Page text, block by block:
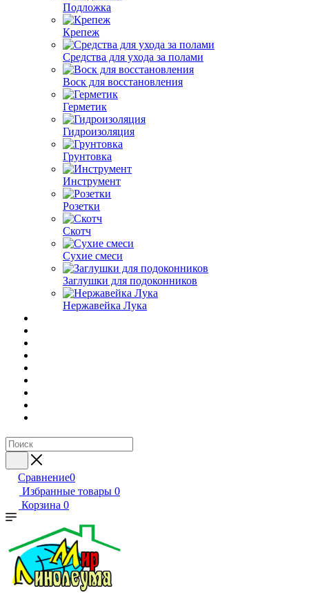
Подложка
Крепеж
Средства для ухода за полами
Воск для восстановления
Герметик
Гидроизоляция
Грунтовка
Инструмент
Розетки
Скотч
Сухие смеси
Заглушки для подоконников
Нержавейка Лука
Сравнение0
Избранные товары 0
Корзина 0